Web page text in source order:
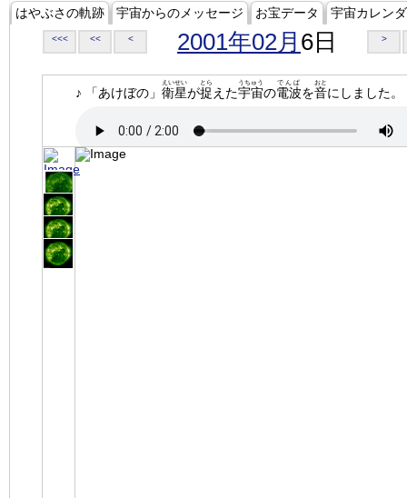
はやぶさの軌跡 宇宙からのメッセージ お宝データ 宇宙カレン
<<< << < 2001年02月 6日 >
♪ 「あけぼの」 衛星
えいせい
が捉
とら
えた宇宙
うちゅう
の電波
でんぱ
を音
おと
にしました。